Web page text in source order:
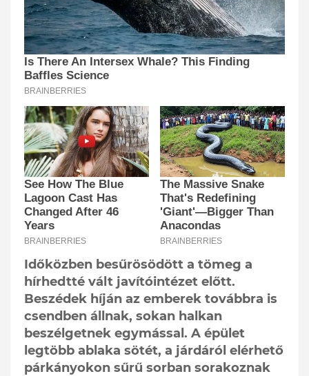
Időközben besűrösödött a tömeg a
hírhedtté vált javítóintézet előtt.
Beszédek híján az emberek továbbra is
csendben állnak, sokan halkan
beszélgetnek egymással. A épület
legtöbb ablaka sötét, a járdáról elérhető
párkányokon sűrű sorban sorakoznak